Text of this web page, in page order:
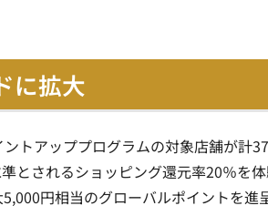
に拡大
トアッププログラムの対象店舗が計
とされるショッピング還元率20％を体
円相当のグローバルポイントを進